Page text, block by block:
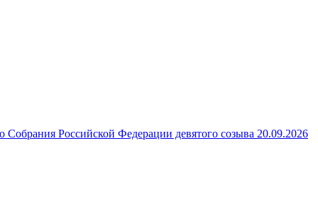
Российской Федерации девятого созыва 20.09.2026